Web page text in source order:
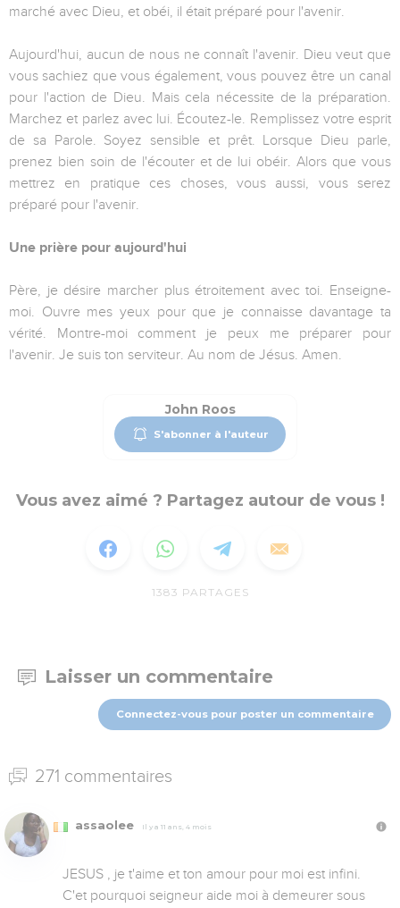
marché avec Dieu, et obéi, il était préparé pour l'avenir.
Aujourd'hui, aucun de nous ne connaît l'avenir. Dieu veut que
vous sachiez que vous également, vous pouvez être un canal
pour l'action de Dieu. Mais cela nécessite de la préparation.
Marchez et parlez avec lui. Écoutez-le. Remplissez votre esprit
de sa Parole. Soyez sensible et prêt. Lorsque Dieu parle,
prenez bien soin de l'écouter et de lui obéir. Alors que vous
mettrez en pratique ces choses, vous aussi, vous serez
préparé pour l'avenir.
Une prière pour aujourd'hui
Père, je désire marcher plus étroitement avec toi. Enseigne-
moi. Ouvre mes yeux pour que je connaisse davantage ta
vérité. Montre-moi comment je peux me préparer pour
l'avenir. Je suis ton serviteur. Au nom de Jésus. Amen.
John Roos
S'abonner à l'auteur
Vous avez aimé ? Partagez autour de vous !
1383 PARTAGES
Laisser un commentaire
Connectez-vous pour poster un commentaire
271 commentaires
assaolee Il y a 11 ans, 4 mois
JESUS , je t'aime et ton amour pour moi est infini.
C'et pourquoi seigneur aide moi à demeurer sous